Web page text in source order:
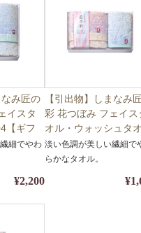
み匠の
イスタ
【ギフ
オル】
細でやわ
¥2,200
【引出物】しまなみ
彩 花つぼみ フェイス
オル・ウォッシュタオ
ル Y40-03【ギフト
披露目・タオル】【包
淡い色調が美しい繊細で
らかなタオル。